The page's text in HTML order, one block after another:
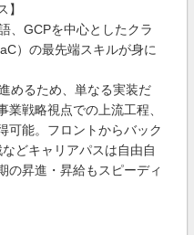
】
、GCPを中心としたクラ
）の最先端スキルが身に
めるため、単なる実装だ
戦略視点での上流工程、
可能。フロントからバック
どキャリアパスは自由自
の昇進・昇給もスピーディ